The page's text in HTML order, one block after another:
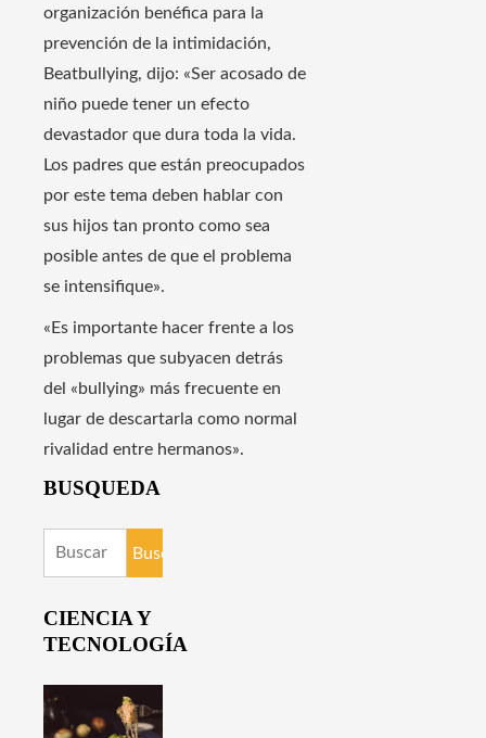
organización benéfica para la
prevención de la intimidación,
Beatbullying, dijo: «Ser acosado de
niño puede tener un efecto
devastador que dura toda la vida.
Los padres que están preocupados
por este tema deben hablar con
sus hijos tan pronto como sea
posible antes de que el problema
se intensifique».
«Es importante hacer frente a los
problemas que subyacen detrás
del «bullying» más frecuente en
lugar de descartarla como normal
rivalidad entre hermanos».
BUSQUEDA
Buscar:
CIENCIA Y
TECNOLOGÍA